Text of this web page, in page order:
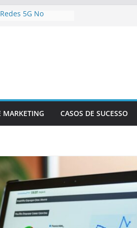
5G No
Futuras
Inteligência
De Dados
Inovação
MARKETING CASOS DE SUCESSO